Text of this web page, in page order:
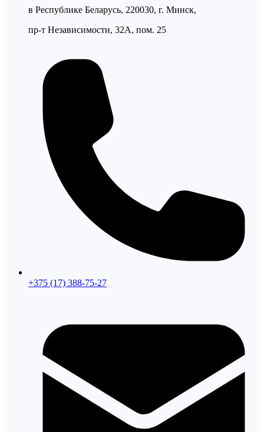
в Республике Беларусь, 220030, г. Минск,
пр-т Независимости, 32А, пом. 25
+375 (17) 388-75-27